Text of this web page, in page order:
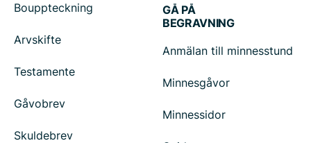
Bouppteckning
Arvskifte
Testamente
Gåvobrev
Skuldebrev
GÅ PÅ
BEGRAVNING
Anmälan till minnesstund
Minnesgåvor
Minnessidor